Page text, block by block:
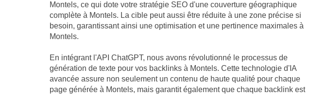
Montels, ce qui dote votre stratégie SEO d'une couverture géographique
complète à Montels. La cible peut aussi être réduite à une zone précise si
besoin, garantissant ainsi une optimisation et une pertinence maximales à
Montels.
En intégrant l'API ChatGPT, nous avons révolutionné le processus de
génération de texte pour vos backlinks à Montels. Cette technologie d'IA
avancée assure non seulement un contenu de haute qualité pour chaque
page générée à Montels, mais garantit également que chaque backlink est